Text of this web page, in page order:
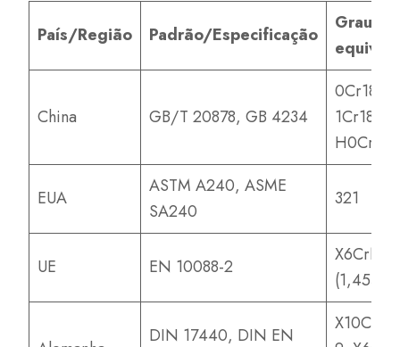
País/Região Padrão/Especificação
Grau
China GB/T 20878, GB 4234
EUA
ASTM A240, ASME
SA240
321
UE EN 10088-2
(1,4541)
DIN 17440, DIN EN